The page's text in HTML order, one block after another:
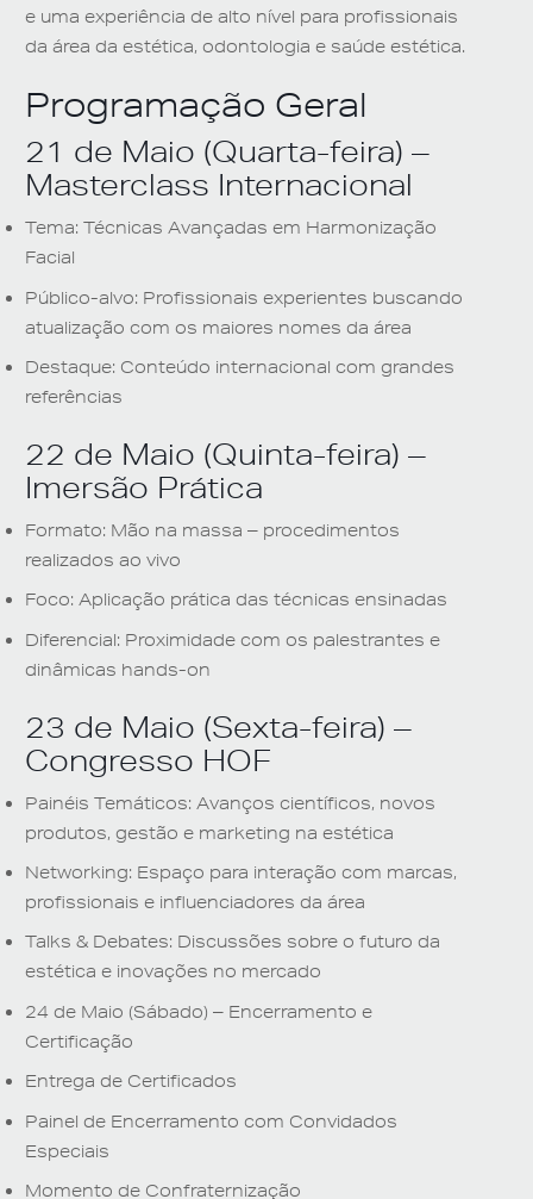
e uma experiência de alto nível para profissionais
da área da estética, odontologia e saúde estética.
Programação Geral
21 de Maio (Quarta-feira) –
Masterclass Internacional
Tema: Técnicas Avançadas em Harmonização
Facial
Público-alvo: Profissionais experientes buscando
atualização com os maiores nomes da área
Destaque: Conteúdo internacional com grandes
referências
22 de Maio (Quinta-feira) –
Imersão Prática
Formato: Mão na massa – procedimentos
realizados ao vivo
Foco: Aplicação prática das técnicas ensinadas
Diferencial: Proximidade com os palestrantes e
dinâmicas hands-on
23 de Maio (Sexta-feira) –
Congresso HOF
Painéis Temáticos: Avanços científicos, novos
produtos, gestão e marketing na estética
Networking: Espaço para interação com marcas,
profissionais e influenciadores da área
Talks & Debates: Discussões sobre o futuro da
estética e inovações no mercado
24 de Maio (Sábado) – Encerramento e
Certificação
Entrega de Certificados
Painel de Encerramento com Convidados
Especiais
Momento de Confraternização